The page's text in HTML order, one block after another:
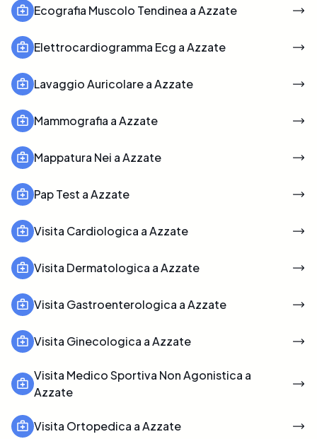
Ecografia Muscolo Tendinea a Azzate
Elettrocardiogramma Ecg a Azzate
Lavaggio Auricolare a Azzate
Mammografia a Azzate
Mappatura Nei a Azzate
Pap Test a Azzate
Visita Cardiologica a Azzate
Visita Dermatologica a Azzate
Visita Gastroenterologica a Azzate
Visita Ginecologica a Azzate
Visita Medico Sportiva Non Agonistica a
Azzate
Visita Ortopedica a Azzate